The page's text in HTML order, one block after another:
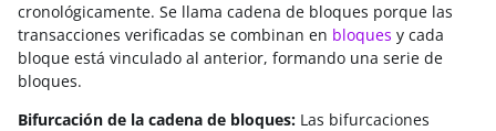
cronológicamente. Se llama cadena de bloques porque las
transacciones verificadas se combinan en bloques y cada
bloque está vinculado al anterior, formando una serie de
bloques.
Bifurcación de la cadena de bloques: Las bifurcaciones